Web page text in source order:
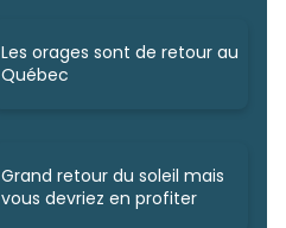
Les orages sont de retour au
Québec
Grand retour du soleil mais
vous devriez en profiter